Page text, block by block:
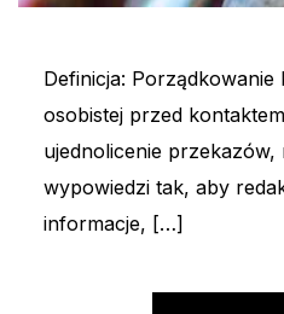
Definicja: Porządkowanie
osobistej przed
ujednolicenie przekazów,
wypowiedzi tak, aby
informacje, […]